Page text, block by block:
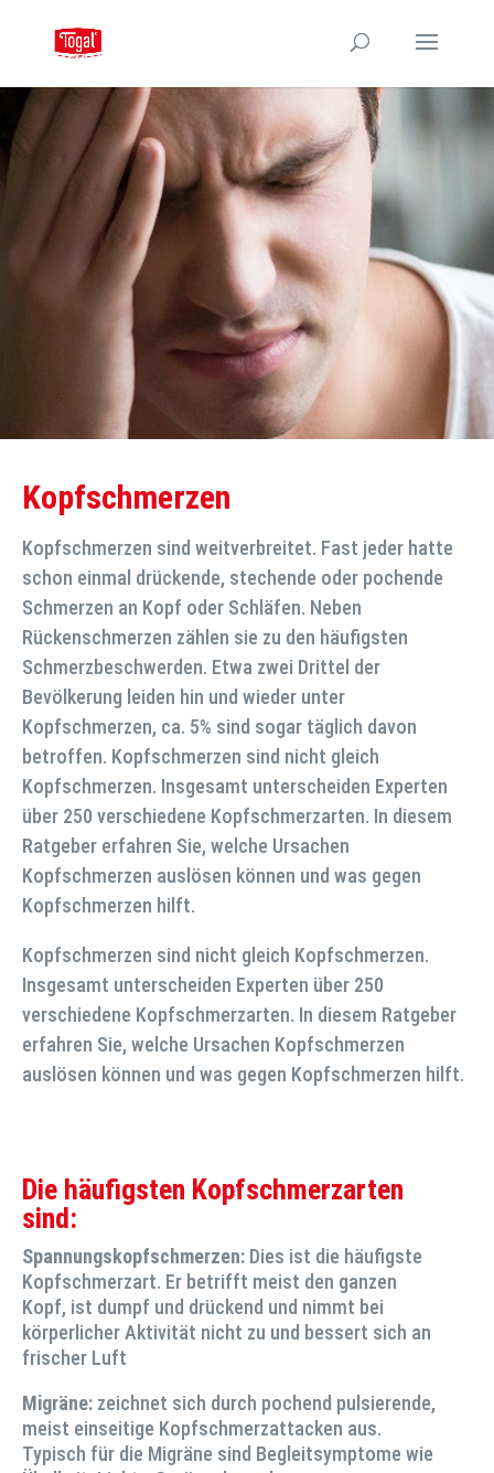
Kopfschmerzen
Kopfschmerzen sind weitverbreitet. Fast jeder hatte
schon einmal drückende, stechende oder pochende
Schmerzen an Kopf oder Schläfen. Neben
Rückenschmerzen zählen sie zu den häufigsten
Schmerzbeschwerden. Etwa zwei Drittel der
Bevölkerung leiden hin und wieder unter
Kopfschmerzen, ca. 5% sind sogar täglich davon
betroffen. Kopfschmerzen sind nicht gleich
Kopfschmerzen. Insgesamt unterscheiden Experten
über 250 verschiedene Kopfschmerzarten. In diesem
Ratgeber erfahren Sie, welche Ursachen
Kopfschmerzen auslösen können und was gegen
Kopfschmerzen hilft.
Kopfschmerzen sind nicht gleich Kopfschmerzen.
Insgesamt unterscheiden Experten über 250
verschiedene Kopfschmerzarten. In diesem Ratgeber
erfahren Sie, welche Ursachen Kopfschmerzen
auslösen können und was gegen Kopfschmerzen hilft.
Die häufigsten Kopfschmerzarten
sind:
Spannungskopfschmerzen: Dies ist die häufigste
Kopfschmerzart. Er betrifft meist den ganzen
Kopf, ist dumpf und drückend und nimmt bei
körperlicher Aktivität nicht zu und bessert sich an
frischer Luft
Migräne: zeichnet sich durch pochend pulsierende,
meist einseitige Kopfschmerzattacken aus.
Typisch für die Migräne sind Begleitsymptome wie